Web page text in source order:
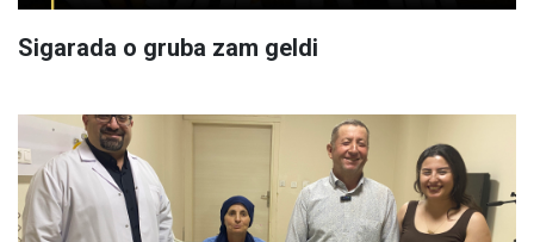
Sigarada o gruba zam geldi